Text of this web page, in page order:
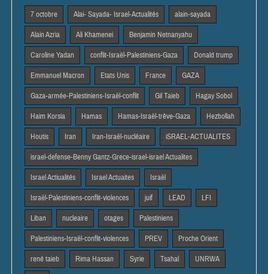
7 octobre Alai- Sayada- Israel-Actualités alain-sayada
Alain Azria Ali Khamenei Benjamin Netnanyahu
Caroline Yadan conflit-Israël-Palestiniens-Gaza Donald trump
Emmanuel Macron Etats Unis France GAZA
Gaza-armée-Palestiniens-Israël-conflit Gil Taieb Hagay Sobol
Haim Korsia Hamas Hamas-Israël-trêve-Gaza Hezbollah
Houtis Iran Iran-Israël-nucléaire iSRAEL-ACTUALITES
israel-defense-Benny Gantz-Grece-israel-israel Actualites
Israel Actiualités Israel Actuaites Israël
Israël-Palestiniens-conflit-violences juif LEAD LFI
Liban nucleaire otages Palestiniens
Palestiniens-Israël-conflit-violences PREV Proche Orient
rené taieb Rima Hassan Syrie Tsahal UNRWA